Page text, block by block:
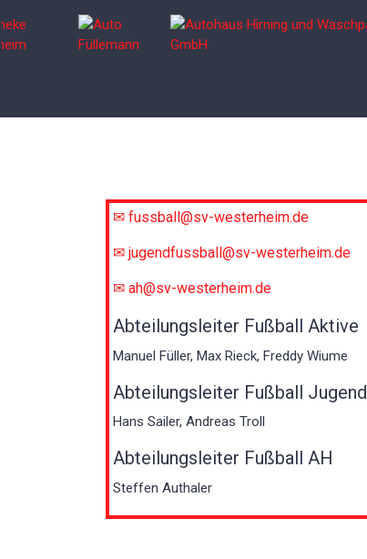
✉ fussball@sv-westerheim.de
✉ jugendfussball@sv-westerheim.de
✉ ah@sv-westerheim.de
Abteilungsleiter Fußball Aktive
Manuel Füller, Max Rieck, Freddy Wiume
Abteilungsleiter Fußball Jugend
Hans Sailer, Andreas Troll
Abteilungsleiter Fußball AH
Steffen Authaler